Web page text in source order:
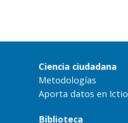
Ciencia ciudadana
Metodologías
Aporta datos en Ictio
Biblioteca